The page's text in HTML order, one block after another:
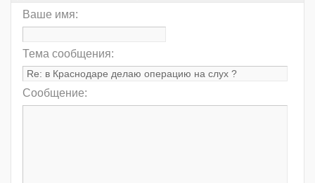
Ваше имя:
Тема сообщения:
Сообщение: